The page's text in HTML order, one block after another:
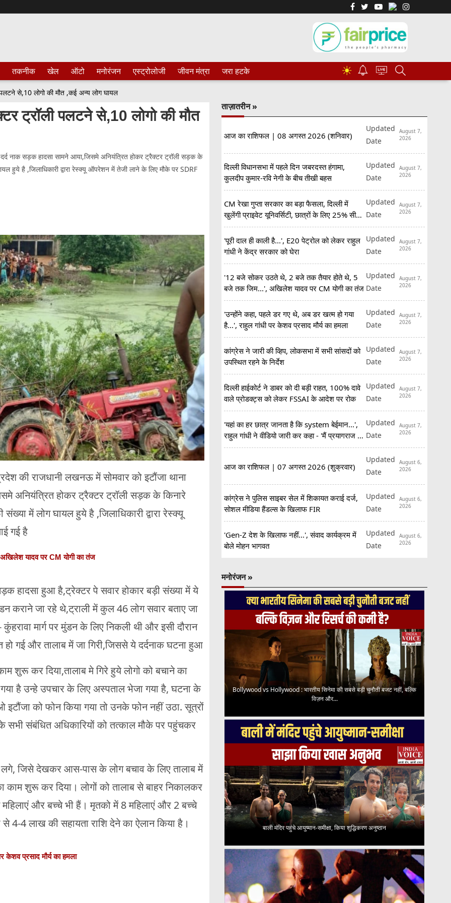
तकनीक खेल ऑटो मनोरंजन एस्ट्रोलोजी जीवन मंत्रा जरा हटके ☀
से,10 लोगो की मौत ,कई अन्य लोग घायल
ट्रॉली पलटने से,10 लोगो की मौत
नाक सड़क हादसा सामने आया,जिसमे अनियंत्रित होकर ट्रैक्टर ट्रॉली सड़क के
हुये है ,जिलाधिकारी द्वारा रेस्क्यू ऑपरेशन में तेजी लाने के लिए मौके पर SDRF
की राजधानी लखनऊ में सोमवार को इटौंजा थाना
अनियंत्रित होकर ट्रैक्टर ट्रॉली सड़क के किनारे
में लोग घायल हुये है ,जिलाधिकारी द्वारा रेस्क्यू
गई है
यादव पर CM योगी का तंज
हादसा हुआ है,ट्रेक्टर पे सवार होकार बड़ी संख्या में ये
कराने जा रहे थे,ट्राली में कुल 46 लोग सवार बताए जा
मार्ग पर मुंडन के लिए निकली थी और इसी दौरान
गई और तालाब में जा गिरी,जिससे ये दर्दनाक घटना हुआ
शुरू कर दिया,तालाब मे गिरे हुये लोगो को बचाने का
गया है उन्हे उपचार के लिए अस्पताल भेजा गया है, घटना के
को फोन किया गया तो उनके फोन नहीं उठा. सूत्रों
सभी संबंधित अधिकारियों को तत्काल मौके पर पहुंचकर
जिसे देखकर आस-पास के लोग बचाव के लिए तालाब में
शुरू कर दिया। लोगों को तालाब से बाहर निकालकर
और बच्चे भी हैं। मृतको में 8 महिलाएं और 2 बच्चे
4-4 लाख की सहायता राशि देने का ऐलान किया है।
केशव प्रसाद मौर्य का हमला
ताज़ातरीन »
आज का राशिफल | 08 अगस्त 2026 (शनिवार)
Updated
Date
August 7,
2026
दिल्ली विधानसभा में पहले दिन जबरदस्त हंगामा,
कुलदीप कुमार-रवि नेगी के बीच तीखी बहस
Updated
Date
August 7,
2026
CM रेखा गुप्ता सरकार का बड़ा फैसला, दिल्ली में
खुलेंगी प्राइवेट यूनिवर्सिटी, छात्रों के लिए 25% सीटें
रिजर्व
Updated
Date
August 7,
2026
'पूरी दाल ही काली है...', E20 पेट्रोल को लेकर राहुल
गांधी ने केंद्र सरकार को घेरा
Updated
Date
August 7,
2026
'12 बजे सोकर उठते थे, 2 बजे तक तैयार होते थे, 5
बजे तक जिम...', अखिलेश यादव पर CM योगी का तंज
Updated
Date
August 7,
2026
'उन्होंने कहा, पहले डर गए थे, अब डर खत्म हो गया
है...', राहुल गांधी पर केशव प्रसाद मौर्य का हमला
Updated
Date
August 7,
2026
कांग्रेस ने जारी की व्हिप, लोकसभा में सभी सांसदों को
उपस्थित रहने के निर्देश
Updated
Date
August 7,
2026
दिल्ली हाईकोर्ट ने डाबर को दी बड़ी राहत, 100% दावे
वाले प्रोडक्ट्स को लेकर FSSAI के आदेश पर रोक
Updated
Date
August 7,
2026
'यहां का हर छात्र जानता है कि system बेईमान...',
राहुल गांधी ने वीडियो जारी कर कहा - 'मैं प्रयागराज आ
रहा हूं'
Updated
Date
August 7,
2026
आज का राशिफल | 07 अगस्त 2026 (शुक्रवार)
Updated
Date
August 6,
2026
कांग्रेस ने पुलिस साइबर सेल में शिकायत कराई दर्ज,
सोशल मीडिया हैंडल्स के खिलाफ FIR
Updated
Date
August 6,
2026
'Gen-Z देश के खिलाफ नहीं...', संवाद कार्यक्रम में
बोले मोहन भागवत
Updated
Date
August 6,
2026
मनोरंजन »
Bollywood vs Hollywood : भारतीय सिनेमा की सबसे बड़ी चुनौती बजट नहीं, बल्कि
विज़न और...
बाली मंदिर पहुंचे आयुष्मान-समीक्षा, किया शुद्धिकरण अनुष्ठान